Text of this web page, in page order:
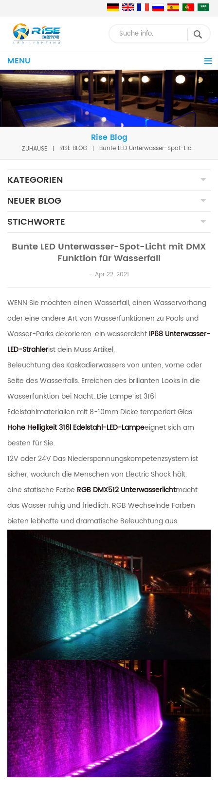
MENU
Rise Blog
ZUHAUSE RISE BLOG Bunte LED Unterwasser-Spot-Licht mit DMX Funktion für Wasserfall
KATEGORIEN
NEUER BLOG
STICHWORTE
Bunte LED Unterwasser-Spot-Licht mit DMX
Funktion für Wasserfall
Apr 22, 2021
WENN Sie möchten einen Wasserfall, einen Wasservorhang
oder eine andere Art von Wasserfunktionen zu Pools und
Wasser-Parks dekorieren. ein wasserdicht IP68 Unterwasser-
LED-Strahlerist dein Muss Artikel.
Beleuchtung des Kaskadierwassers von unten, vorne oder
Seite des Wasserfalls. Erreichen des brillanten Looks in die
Wasserfunktion bei Nacht. Die Lampe ist 316l
Edelstahlmaterialien mit 8-10mm Dicke temperiert Glas.
Hohe Helligkeit 316l Edelstahl-LED-Lampeeignet sich am
besten für Sie.
12V oder 24V Das Niederspannungskompetenzsystem ist
sicher, wodurch die Menschen von Electric Shock hält.
eine statische Farbe RGB DMX512 Unterwasserlichtmacht
das Wasser ruhig und friedlich. RGB Wechselnde Farben
bieten lebhafte und dramatische Beleuchtung aus.